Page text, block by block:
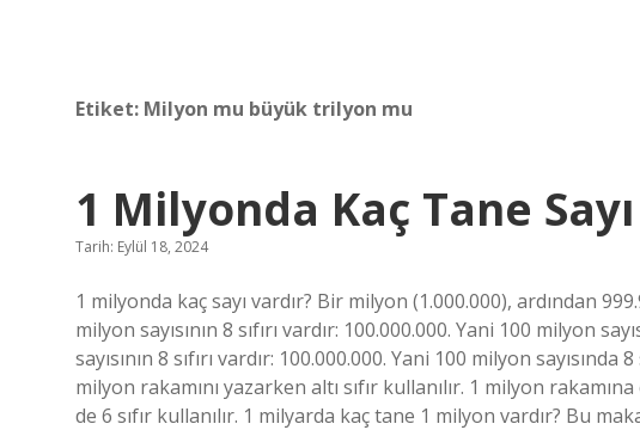
Etiket: Milyon mu büyük trilyon mu
1 Milyonda Kaç Tane
Tarih: Eylül 18, 2024
1 milyonda kaç sayı vardır? Bir milyon (1.000.000), ardından
milyon sayısının 8 sıfırı vardır: 100.000.000. Yani 100 milyon
sayısının 8 sıfırı vardır: 100.000.000. Yani 100 milyon sayısında
milyon rakamını yazarken altı sıfır kullanılır. 1 milyon
de 6 sıfır kullanılır. 1 milyarda kaç tane 1 milyon vardır? Bu